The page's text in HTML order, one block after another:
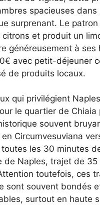
spacieuses dans
surprenant. Le
citrons et produit un
généreusement à ses
avec petit-déjeuner
de produits locaux.
qui privilégient
le quartier de Chiaia
souvent
Circumvesuviana
les 30 minutes
de Naples, trajet de 35
toutefois, ces
sont souvent bondés
surtout en haute